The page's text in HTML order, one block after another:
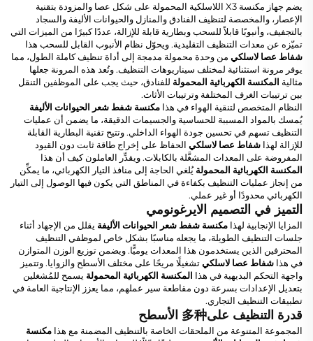
يضم جهاز مكنسة X3 اللاسلكية المحمولة على شكل عصا والمزودة بتقنية
الإعصار، والمخصصة لتنظيف الفنادق والمنازل والحيوانات الأليفة والسجاد
بالتجفيف، وأنبوبًا قابلاً للسحب وبطارية قابلة للإزالة، عددًا كبيرًا من الميزات التي
تميّزه عن معدات التنظيف التقليدية. ويحوّل نظام الأنبوب القابل للسحب هذا
شفاط عصا لاسلكي من وحدة محمولة مدمجة إلى أداة تنظيف كاملة الطول، مما
يوفر مرونة استثنائية لمختلف سيناريوهات التنظيف. وتُعد هذه المرونة جعلها
مثالية المكنسة الكهربائية المحمولة للفنادق، حيث يجب على الموظفين التنقل
بين ترتيبات الغرف المختلفة وترتيبات الأثاث.
النظام المتخصص لتنقية الهواء في هذا مكنسة شفط شعر الحيوانات الأليفة
يُمسك بالمواد المسببة للحساسية والجسيمات الدقيقة، ما يضمن أن عمليات
التنظيف تسهم في تحسين جودة الهواء الداخلي. وتتيح تقنية البطارية القابلة
للإزالة لهذا شفاط عصا لاسلكي الحفاظ على إخراج طاقة ثابت دون القيود
المفروضة على المعدات المشغَّلة بالكابلات. ويقدِّر العاملون كيف أن هذا
المكنسة الكهربائية المحمولة يُلغي الحاجة إلى منافذ التيار الكهربائي، ما يمكِّن
من إنجاز عمليات التنظيف بكفاءة في المناطق التي يكون فيها الوصول إلى التيار
الكهربائي محدودًا أو غير عملي.
التميز في التصميم الايرغونومي
المزايا الإنجابية لهذا مكنسة شفط شعر الحيوانات الأليفة يقلل من الإجهاد أثناء
جلسات التنظيف الطويلة، ما يجعله مناسبًا بشكل خاص لموظفي التنظيف
المحترفين الذين يستخدمون هذا المعدات يوميًّا. ويضمن توزيع الوزن المتوازن
في هذا شفاط عصا لاسلكيتشغيلًا مريحًا على مختلف الأسطح والزوايا. وتتميز
واجهة التحكم البديهية في هذا المكنسة الكهربائية المحمولة يسمح للمُشغلين
بتعديل الإعدادات بسرعة دون مقاطعة سير عملهم، مما يعزز الإنتاجية العامة في
تطبيقات التنظيف التجاري.
قدرة التنظيف على多种 الأسطح
المجموعة المتنوعة من الملحقات الخاصة بالتنظيف المضمنة مع هذا مكنسة